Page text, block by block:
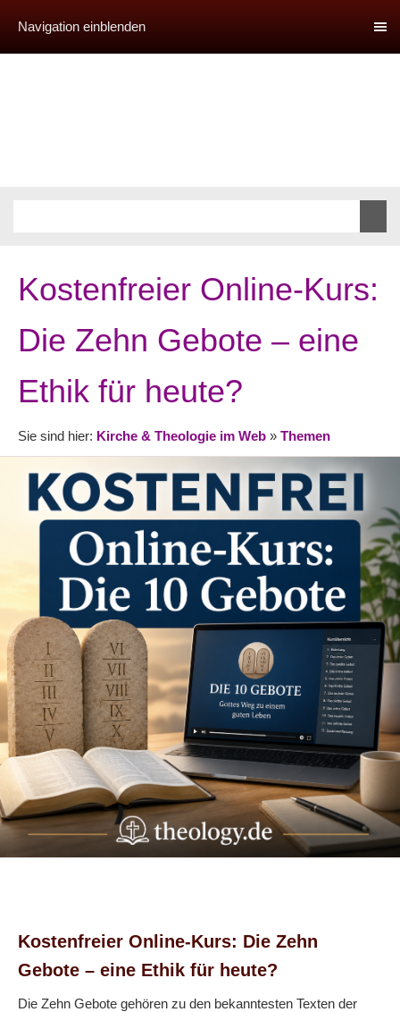
Navigation einblenden
Kostenfreier Online-Kurs:
Die Zehn Gebote – eine
Ethik für heute?
Sie sind hier: Kirche & Theologie im Web » Themen
Kostenfreier Online-Kurs: Die Zehn
Gebote – eine Ethik für heute?
Die Zehn Gebote gehören zu den bekanntesten Texten der